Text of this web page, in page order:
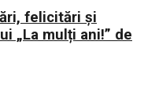
felicitări și
„La mulți ani!” de